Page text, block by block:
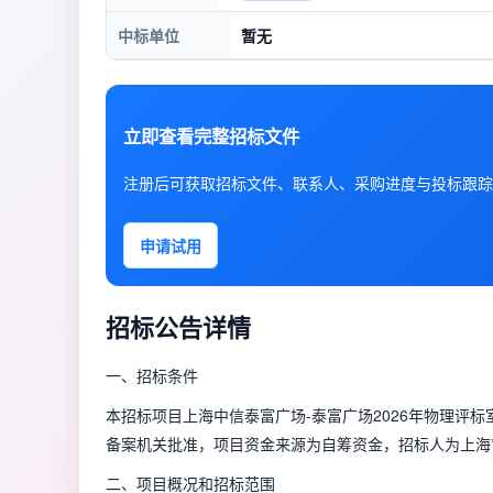
中标单位 暂无
立即查看完整招标文件
注册后可获取招标文件、联系人、采购进度与投标跟
申请试用
招标公告详情
一、招标条件
本招标项目 上海中信泰富广场-泰富广场2026年物理评标
备案机关批准，项目资金来源为自筹资金，招标人为 上
二、项目概况和招标范围